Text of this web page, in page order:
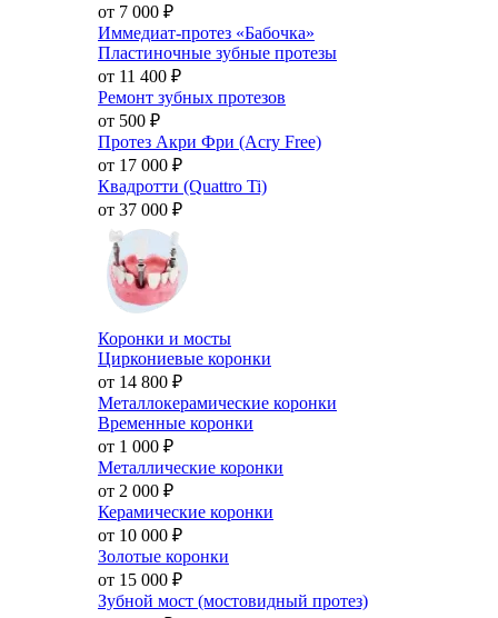
от 7 000 ₽
Иммедиат-протез «Бабочка»
Пластиночные зубные протезы
от 11 400 ₽
Ремонт зубных протезов
от 500 ₽
Протез Акри Фри (Acry Free)
от 17 000 ₽
Квадротти (Quattro Ti)
от 37 000 ₽
Коронки и мосты
Циркониевые коронки
от 14 800 ₽
Металлокерамические коронки
Временные коронки
от 1 000 ₽
Металлические коронки
от 2 000 ₽
Керамические коронки
от 10 000 ₽
Золотые коронки
от 15 000 ₽
Зубной мост (мостовидный протез)